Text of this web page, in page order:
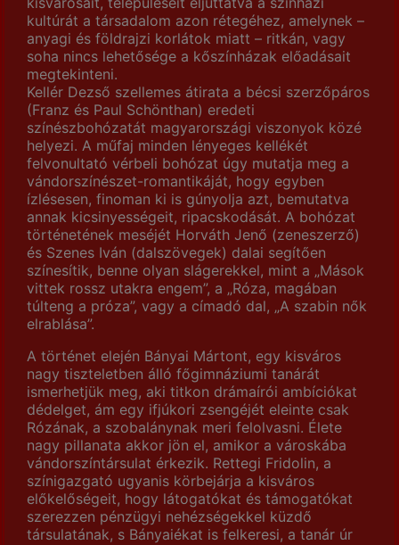
kultúrát a társadalom azon rétegéhez, amelynek –
anyagi és földrajzi korlátok miatt – ritkán, vagy
soha nincs lehetősége a kőszínházak előadásait
megtekinteni.
Kellér Dezső szellemes átirata a bécsi szerzőpáros
(Franz és Paul Schönthan) eredeti
színészbohózatát magyarországi viszonyok közé
helyezi. A műfaj minden lényeges kellékét
felvonultató vérbeli bohózat úgy mutatja meg a
vándorszínészet-romantikáját, hogy egyben
ízlésesen, finoman ki is gúnyolja azt, bemutatva
annak kicsinyességeit, ripacskodását. A bohózat
történetének meséjét Horváth Jenő (zeneszerző)
és Szenes Iván (dalszövegek) dalai segítően
színesítik, benne olyan slágerekkel, mint a „Mások
vittek rossz utakra engem”, a „Róza, magában
túlteng a próza”, vagy a címadó dal, „A szabin nők
elrablása”.
A történet elején Bányai Mártont, egy kisváros
nagy tiszteletben álló főgimnáziumi tanárát
ismerhetjük meg, aki titkon drámaírói ambíciókat
dédelget, ám egy ifjúkori zsengéjét eleinte csak
Rózának, a szobalánynak meri felolvasni. Élete
nagy pillanata akkor jön el, amikor a városkába
vándorszíntársulat érkezik. Rettegi Fridolin, a
színigazgató ugyanis körbejárja a kisváros
előkelőségeit, hogy látogatókat és támogatókat
szerezzen pénzügyi nehézségekkel küzdő
társulatának, s Bányaiékat is felkeresi, a tanár úr